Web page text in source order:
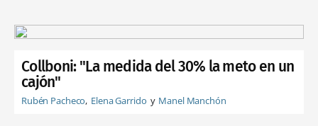
Collboni: "La medida del 30% la meto en un
cajón"
Rubén Pacheco Elena Garrido Manel Manchón